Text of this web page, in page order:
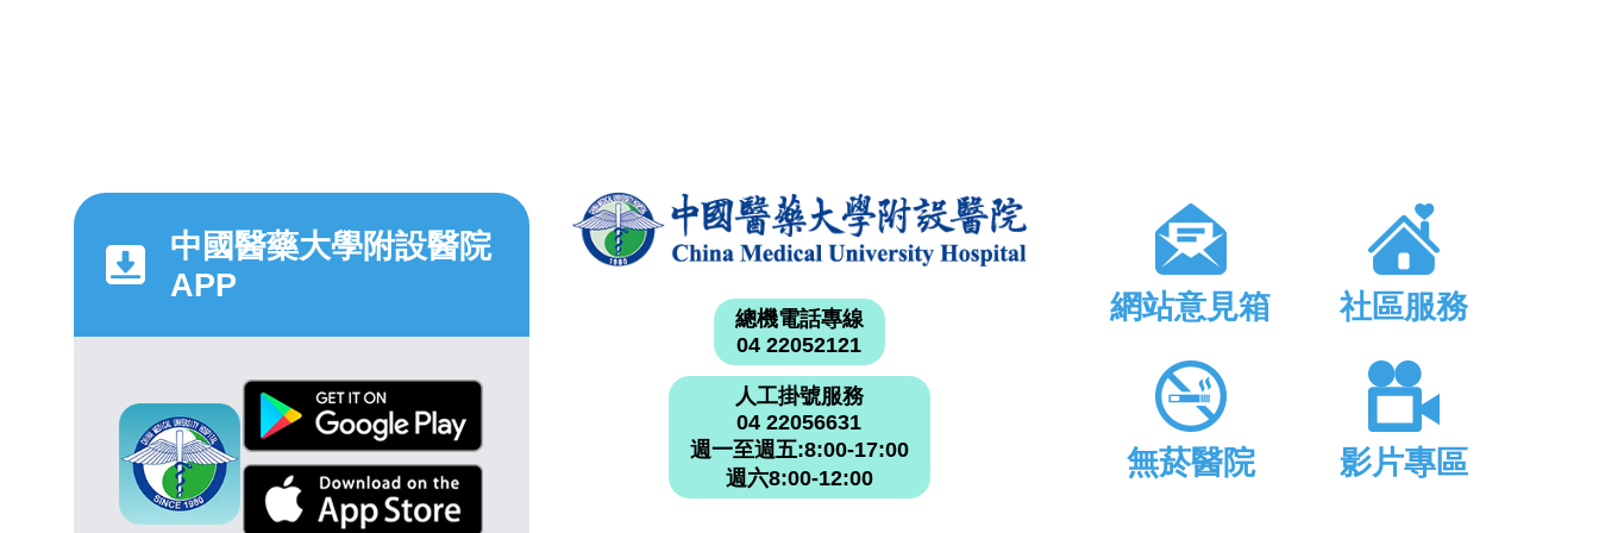
中國醫藥大學附設醫院
APP
總機電話專線
04 22052121
人工掛號服務
04 22056631
週一至週五:8:00-17:00
週六8:00-12:00
網站意見箱 社區服務
無菸醫院 影片專區